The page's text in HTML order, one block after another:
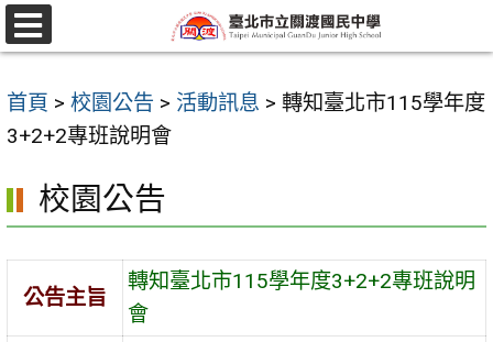
跳
至
要
內
區
選
單
首頁 > 校園公告 > 活動訊息 > 轉知臺北市115學年度
3+2+2專班說明會
校園公告
公告主旨
轉知臺北市115學年度3+2+2專班說明
會